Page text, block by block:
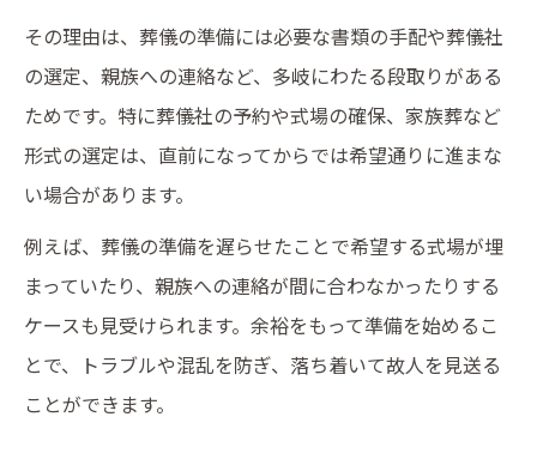
葬儀の準備で忘れがちな項目を整理
葬儀前の持ち物チェックと注意点
家族の心を守る葬儀前準備のコツとは
葬儀準備で家族の不安を減らす方法
家族葬の準備で気を付けるべきポイント
親族との連絡や調整の進め方
葬儀準備で心の負担を軽くする工夫
家族の想いを大切にした準備術
その理由は、葬儀の準備には必要な書類の手配や葬儀社
の選定、親族への連絡など、多岐にわたる段取りがある
ためです。特に葬儀社の予約や式場の確保、家族葬など
形式の選定は、直前になってからでは希望通りに進まな
い場合があります。
例えば、葬儀の準備を遅らせたことで希望する式場が埋
まっていたり、親族への連絡が間に合わなかったりする
ケースも見受けられます。余裕をもって準備を始めるこ
とで、トラブルや混乱を防ぎ、落ち着いて故人を見送る
ことができます。